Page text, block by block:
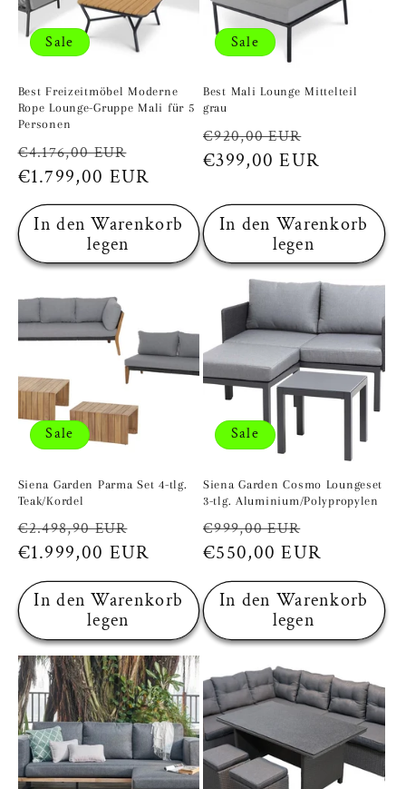
i
e
:
Sale
Best Freizeitmöbel Moderne
Rope Lounge-Gruppe Mali für 5
Personen
Normaler
Preis
€4.176,00 EUR
Verkaufspreis
€1.799,00 EUR
In den Warenkorb
legen
Sale
Best Mali Lounge Mittelteil
grau
Normaler
Preis
€920,00 EUR
€399,00 EUR
In den Warenkorb
legen
Sale
Siena Garden Parma Set 4-tlg.
Teak/Kordel
Normaler
Preis
€2.498,90 EUR
Verkaufspreis
€1.999,00 EUR
In den Warenkorb
legen
Sale
Siena Garden Cosmo Loungeset
3-tlg. Aluminium/Polypropylen
Normaler
Preis
€999,00 EUR
€550,00 EUR
In den Warenkorb
legen